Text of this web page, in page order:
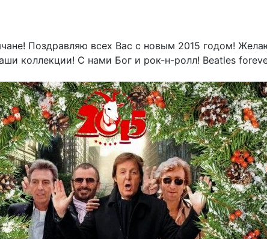
Поздравляю всех Вас с новым 2015 годом!
коллекции! С нами Бог и рок-н-ролл! Beatles